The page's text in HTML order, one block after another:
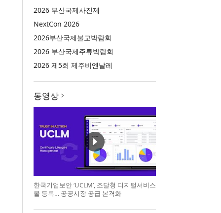
2026 부산국제사진제
NextCon 2026
2026부산국제불교박람회
2026 부산국제주류박람회
2026 제5회 제주비엔날레
동영상
한국기업보안 ‘UCLM’, 조달청 디지털서비스
몰 등록… 공공시장 공급 본격화